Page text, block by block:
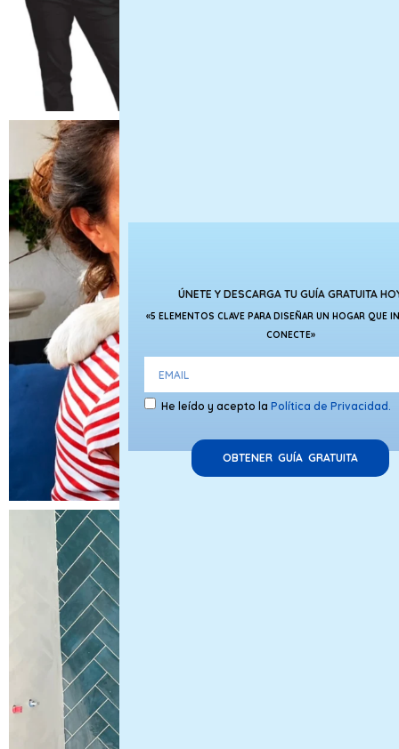
ÚNETE Y DESCARGA TU GUÍA GRATUITA
«5 ELEMENTOS CLAVE PARA DISEÑAR UN HOGAR QUE
CONECTE»
He leído y acepto laPolítica de Privacidad.
OBTENER GUÍA GRATUITA